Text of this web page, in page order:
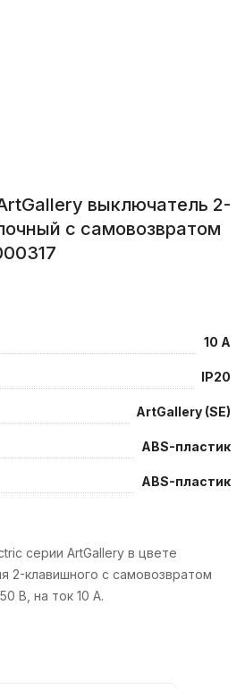
выключатель 2-
с самовозвратом
10 А
IP20
ArtGallery (SE)
ABS-пластик
ABS-пластик
серии ArtGallery в цвете
2-клавишного с самовозвратом
В, на ток 10 А.